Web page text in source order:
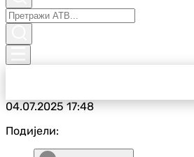
04.07.202517:48
Подијели: